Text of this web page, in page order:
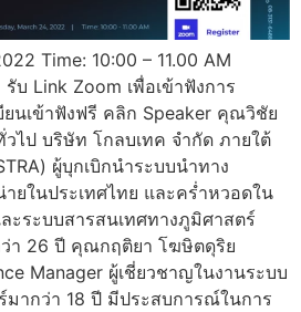
Time: 10:00 – 11.00 AM
บ Link Zoom เพื่อเข้าฟังการ
นเข้าฟังฟรี คลิก Speaker คุณวิชัย
ไป บริษัท โกลบเทค จำกัด ภายใต้
ผู้บุกเบิกนำระบบนำทาง
ยในประเทศไทย และคร่ำหวอดใน
ะระบบสารสนเทศทางภูมิศาสตร์
ว่า 26 ปี คุณกฤติยา โฆษิตดุริย
Manager ผู้เชี่ยวชาญในงานระบบ
มากว่า 18 ปี มีประสบการณ์ในการ